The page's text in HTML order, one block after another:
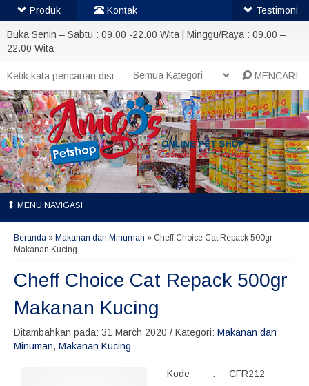
Buka Senin – Sabtu : 09.00 -22.00 Wita | Minggu/Raya : 09.00 –
22.00 Wita
MENCARI
MENU NAVIGASI
Beranda » Makanan dan Minuman » Cheff Choice Cat Repack 500gr
Makanan Kucing
Cheff Choice Cat Repack 500gr
Makanan Kucing
Ditambahkan pada: 31 March 2020 / Kategori: Makanan dan
Minuman, Makanan Kucing
Kode : CFR212
Produk Kontak Testimoni